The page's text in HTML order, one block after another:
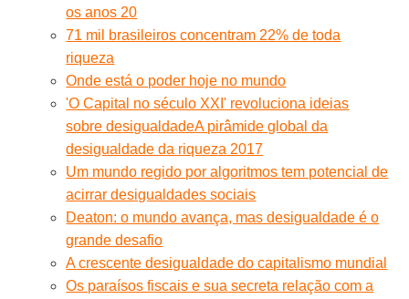
os anos 20
71 mil brasileiros concentram 22% de toda
riqueza
Onde está o poder hoje no mundo
'O Capital no século XXI' revoluciona ideias
sobre desigualdadeA pirâmide global da
desigualdade da riqueza 2017
Um mundo regido por algoritmos tem potencial de
acirrar desigualdades sociais
Deaton: o mundo avança, mas desigualdade é o
grande desafio
A crescente desigualdade do capitalismo mundial
Os paraísos fiscais e sua secreta relação com a